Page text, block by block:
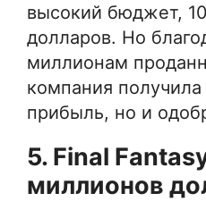
высокий бюджет,
долларов. Но
миллионам
компания получила
прибыль, но и
5. Final
миллионов